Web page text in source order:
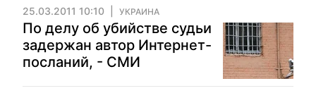
25.03.2011 10:10 УКРАИНА
По делу об убийстве судьи
задержан автор Интернет-
посланий, - СМИ